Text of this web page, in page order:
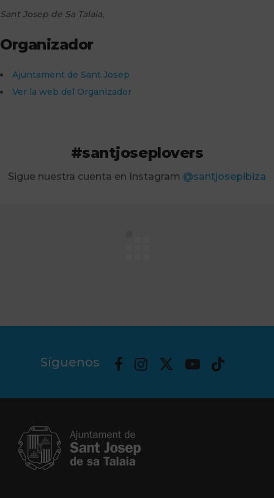
Sant Josep de Sa Talaia,
Organizador
Ajuntament de Sant Josep
Ver la web del Organizador
#santjoseplovers
Sigue nuestra cuenta en Instagram @santjosepibiza
Síguenos